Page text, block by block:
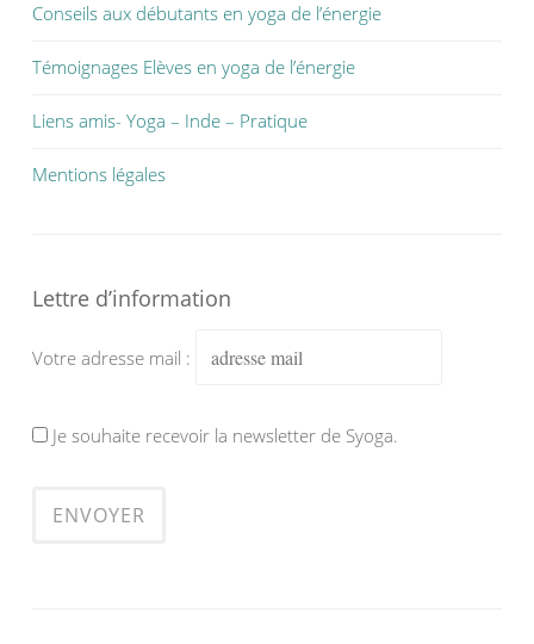
Conseils aux débutants en yoga de l’énergie
Témoignages Elèves en yoga de l’énergie
Liens amis- Yoga – Inde – Pratique
Mentions légales
Lettre d’information
Votre adresse mail :
Je souhaite recevoir la newsletter de Syoga.